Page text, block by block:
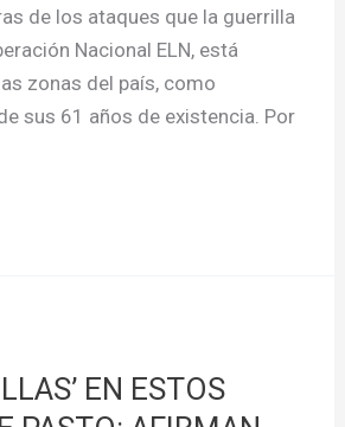
de los ataques que la guerrilla
Nacional ELN, está
zonas del país, como
sus 61 años de existencia. Por
EN ESTOS